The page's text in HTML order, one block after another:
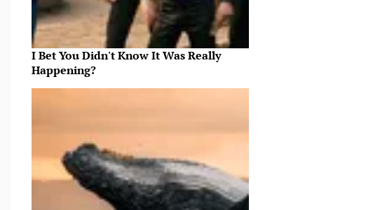
I Bet You Didn't Know It Was Really
Happening?